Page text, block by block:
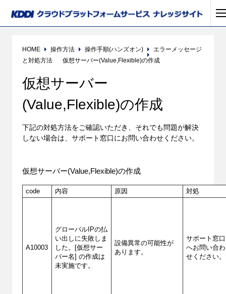
HOME 操作方法 操作手順(ハンズオン)
エラーメッセージ
と対処方法
仮想サーバー(Value,Flexible)の作成
仮想サーバー
(Value,Flexible)の作成
下記の対処方法をご確認いただき、それでも問題が解決
しない場合は、サポート窓口にお問い合わせください。
仮想サーバー(Value,Flexible)の作成
code 内容 原因 対処
A10003
グローバルIPの払
い出しに失敗しま
した。[仮想サー
バー名] の作成は
未実施です。
設備異常の可能性が
あります。
サポート窓口
へお問い合わ
せください。